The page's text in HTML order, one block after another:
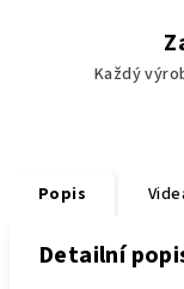
Každý
Popis
Detailní